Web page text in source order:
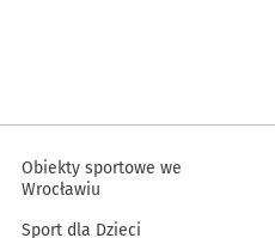
Obiekty sportowe we
Wrocławiu
Sport dla Dzieci